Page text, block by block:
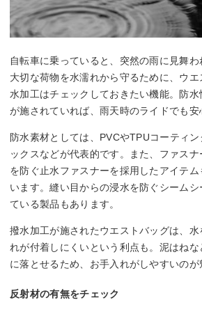
自転車に乗っていると、突然の雨に見舞わ
大切な荷物を水濡れから守るために、ウ
水加工はチェックしておきたい機能。防
が施されていれば、雨天時のライドでも安
防水素材としては、PVCやTPUコーティ
ックスなどが代表的です。また、ファス
を防ぐ止水ファスナーを採用したアイテ
います。縫い目からの浸水を防ぐシーム
ている製品もあります。
撥水加工が施されたウエストバッグは、
れが付着しにくいという利点も。泥はね
に落とせるため、お手入れがしやすいのが
反射材の有無をチェック